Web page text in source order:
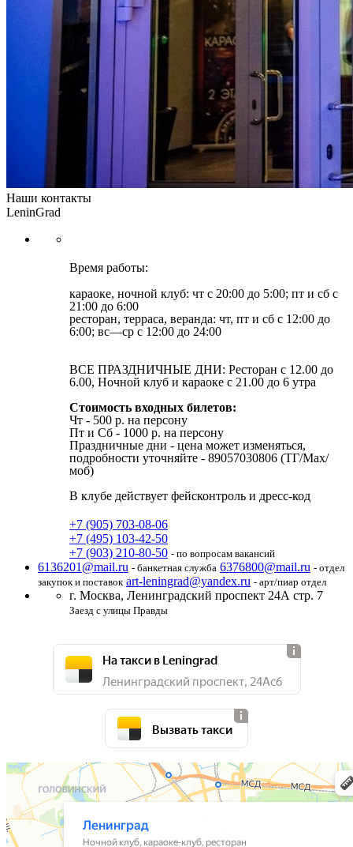
Наши контакты
LeninGrad
Время работы:
караоке, ночной клуб: чт с 20:00 до 5:00; пт и сб с
21:00 до 6:00
ресторан, терраса, веранда: чт, пт и сб с 12:00 до
6:00; вс—ср с 12:00 до 24:00
ВСЕ ПРАЗДНИЧНЫЕ ДНИ: Ресторан с 12.00 до
6.00, Ночной клуб и караоке с 21.00 до 6 утра
Стоимость входных билетов:
Чт - 500 р. на персону
Пт и Cб - 1000 р. на персону
Праздничные дни - цена может изменяться,
подробности уточняйте - 89057030806 (ТГ/Max/
моб)
В клубе действует фейсконтроль и дресс-код
+7 (905) 703-08-06
+7 (495) 103-42-50
+7 (903) 210-80-50 - по вопросам вакансий
6136201@mail.ru - банкетная служба 6376800@mail.ru - отдел
закупок и поставок art-leningrad@yandex.ru - арт/пиар отдел
г. Москва, Ленинградский проспект 24А стр. 7
Заезд с улицы Правды
На такси в Leningrad
Ленинградский проспект, 24Ас6
Вызвать такси